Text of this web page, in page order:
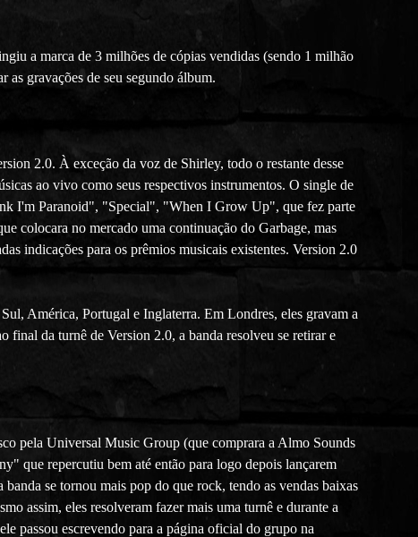
a marca de 3 milhões de cópias vendidas (sendo 1 milhão
as gravações de seu segundo álbum.
2.0. À exceção da voz de Shirley, todo o restante desse
ao vivo como seus respectivos instrumentos. O single de
I'm Paranoid", "Special", "When I Grow Up", que fez parte
colocara no mercado uma continuação do Garbage, mas
indicações para os prêmios musicais existentes. Version 2.0
América, Portugal e Inglaterra. Em Londres, eles gravam a
da turnê de Version 2.0, a banda resolveu se retirar e
pela Universal Music Group (que comprara a Almo Sounds
que repercutiu bem até então para logo depois lançarem
se tornou mais pop do que rock, tendo as vendas baixas
assim, eles resolveram fazer mais uma turnê e durante a
passou escrevendo para a página oficial do grupo na